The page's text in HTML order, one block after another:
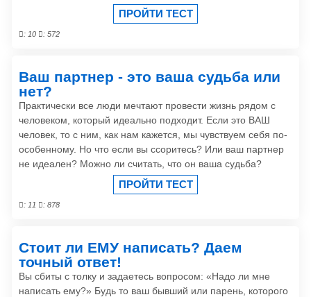
ПРОЙТИ ТЕСТ
: 10 : 572
Ваш партнер - это ваша судьба или
нет?
Практически все люди мечтают провести жизнь рядом с
человеком, который идеально подходит. Если это ВАШ
человек, то с ним, как нам кажется, мы чувствуем себя по-
особенному. Но что если вы ссоритесь? Или ваш партнер
не идеален? Можно ли считать, что он ваша судьба?
ПРОЙТИ ТЕСТ
: 11 : 878
Стоит ли ЕМУ написать? Даем
точный ответ!
Вы сбиты с толку и задаетесь вопросом: «Надо ли мне
написать ему?» Будь то ваш бывший или парень, которого